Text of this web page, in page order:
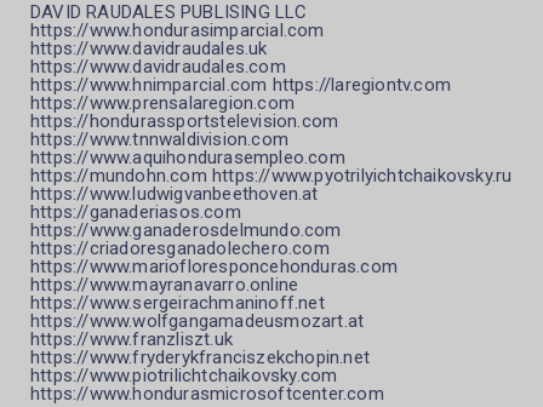
DAVID RAUDALES PUBLISING LLC
https://www.hondurasimparcial.com
https://www.davidraudales.uk
https://www.davidraudales.com
https://www.hnimparcial.com https://laregiontv.com
https://www.prensalaregion.com
https://hondurassportstelevision.com
https://www.tnnwaldivision.com
https://www.aquihondurasempleo.com
https://mundohn.com https://www.pyotrilyichtchaikovsky.ru
https://www.ludwigvanbeethoven.at
https://ganaderiasos.com
https://www.ganaderosdelmundo.com
https://criadoresganadolechero.com
https://www.mariofloresponcehonduras.com
https://www.mayranavarro.online
https://www.sergeirachmaninoff.net
https://www.wolfgangamadeusmozart.at
https://www.franzliszt.uk
https://www.fryderykfranciszekchopin.net
https://www.piotrilichtchaikovsky.com
https://www.hondurasmicrosoftcenter.com